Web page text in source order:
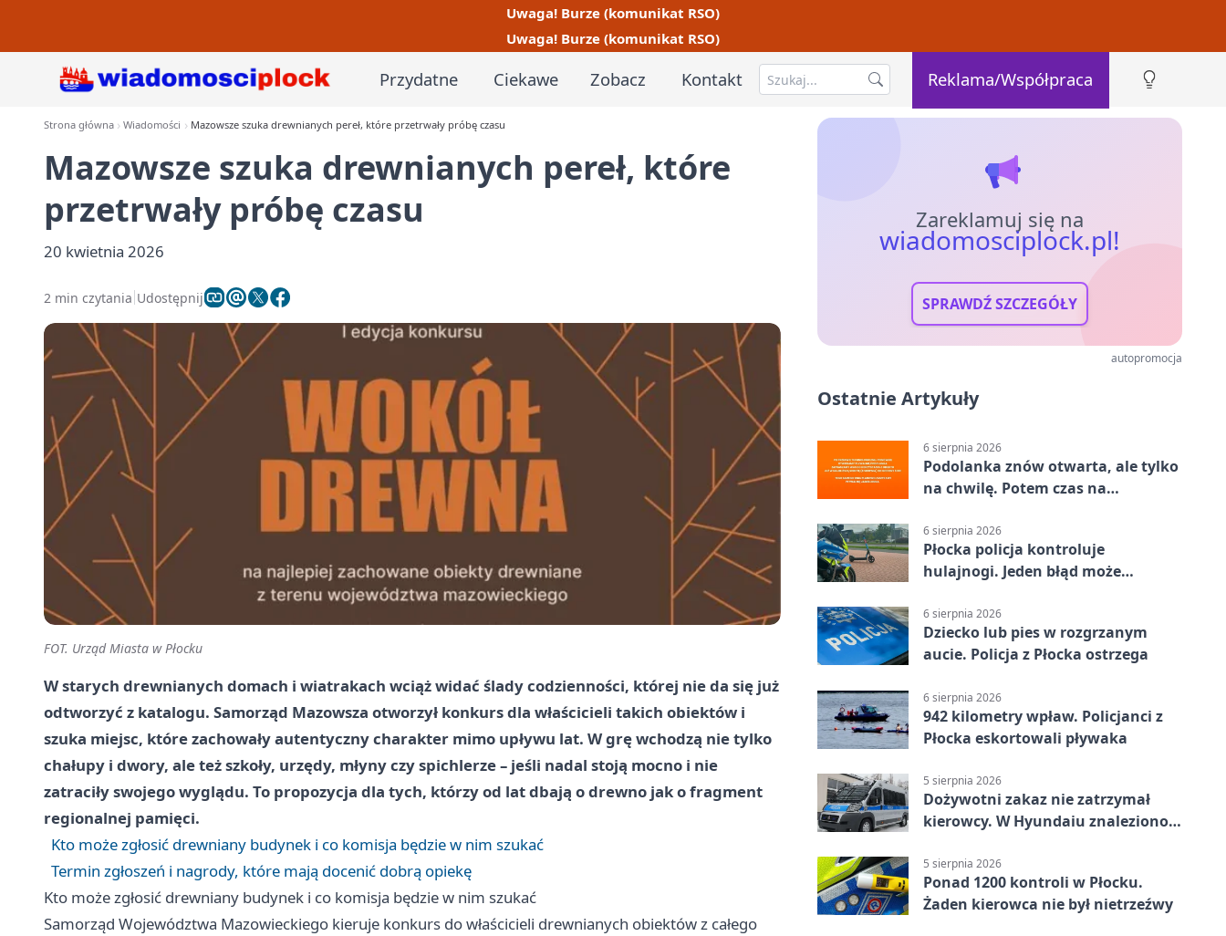
Uwaga! Burze (komunikat RSO)
Uwaga! Burze (komunikat RSO)
Przydatne Ciekawe Zobacz Kontakt Reklama/Współpraca
Strona główna Wiadomości Mazowsze szuka drewnianych pereł, które przetrwały próbę czasu
Mazowsze szuka drewnianych pereł, które
przetrwały próbę czasu
20 kwietnia 2026
2 min czytania Udostępnij
FOT. Urząd Miasta w Płocku
W starych drewnianych domach i wiatrakach wciąż widać ślady codzienności, której nie da się już
odtworzyć z katalogu. Samorząd Mazowsza otworzył konkurs dla właścicieli takich obiektów i
szuka miejsc, które zachowały autentyczny charakter mimo upływu lat. W grę wchodzą nie tylko
chałupy i dwory, ale też szkoły, urzędy, młyny czy spichlerze – jeśli nadal stoją mocno i nie
zatraciły swojego wyglądu. To propozycja dla tych, którzy od lat dbają o drewno jak o fragment
regionalnej pamięci.
Kto może zgłosić drewniany budynek i co komisja będzie w nim szukać
Termin zgłoszeń i nagrody, które mają docenić dobrą opiekę
Kto może zgłosić drewniany budynek i co komisja będzie w nim szukać
Samorząd Województwa Mazowieckiego kieruje konkurs do właścicieli drewnianych obiektów z całego
Zareklamuj się na
wiadomosciplock.pl!
SPRAWDŹ SZCZEGÓŁY
autopromocja
Ostatnie Artykuły
6 sierpnia 2026
Podolanka znów otwarta, ale tylko
na chwilę. Potem czas na
6 sierpnia 2026
Płocka policja kontroluje
hulajnogi. Jeden błąd może
6 sierpnia 2026
Dziecko lub pies w rozgrzanym
aucie. Policja z Płocka ostrzega
6 sierpnia 2026
942 kilometry wpław. Policjanci z
Płocka eskortowali pływaka
5 sierpnia 2026
Dożywotni zakaz nie zatrzymał
kierowcy. W Hyundaiu znaleziono
5 sierpnia 2026
Ponad 1200 kontroli w Płocku.
Żaden kierowca nie był nietrzeźwy